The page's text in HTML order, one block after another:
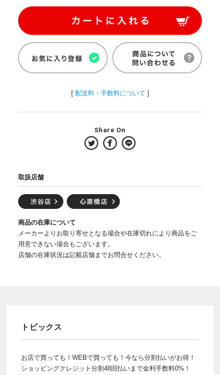
[ 配送料・手数料について ]
Share On
取扱店舗
商品の在庫について
メーカーよりお取り寄せとなる場合や在庫切れにより商品をご
用意できない場合もございます。
店舗の在庫状況は記載店舗までお問合せください。
トピックス
お店で買っても！WEBで買っても！今なら分割払いがお得！
ショッピングクレジット分割48回払いまで金利手数料0%！